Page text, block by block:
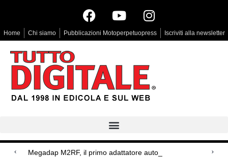
Home Chi siamo Pubblicazioni Motoperpetuopress Iscriviti alla newsletter
Megadap M2RF, il primo adattatore autofocus da Lei
Arri Rental, evoluzioni in arrivo